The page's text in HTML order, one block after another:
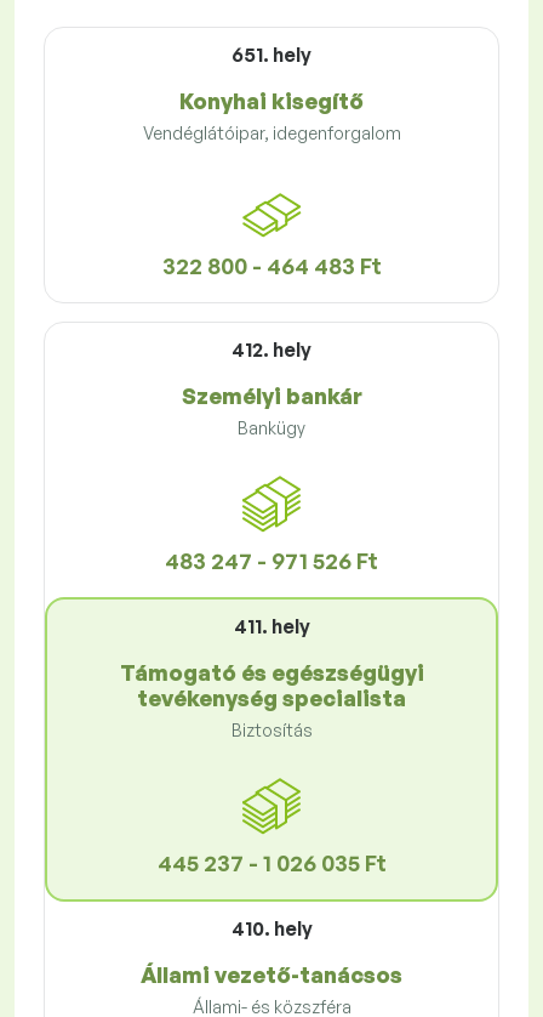
651. hely
Konyhai kisegítő
Vendéglátóipar, idegenforgalom
322 800 - 464 483 Ft
412. hely
Személyi bankár
Bankügy
483 247 - 971 526 Ft
411. hely
Támogató és egészségügyi
tevékenység specialista
Biztosítás
445 237 - 1 026 035 Ft
410. hely
Állami vezető-tanácsos
Állami- és közszféra